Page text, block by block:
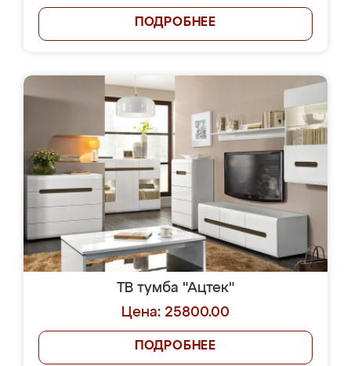
ПОДРОБНЕЕ
ТВ тумба "Ацтек"
Цена: 25800.00
ПОДРОБНЕЕ